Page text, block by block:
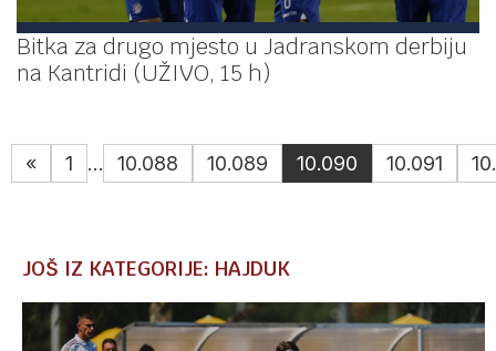
Bitka za drugo mjesto u Jadranskom derbiju
na Kantridi (UŽIVO, 15 h)
« 1 … 10.088 10.089 10.090 10.091
JOŠ IZ KATEGORIJE: HAJDUK